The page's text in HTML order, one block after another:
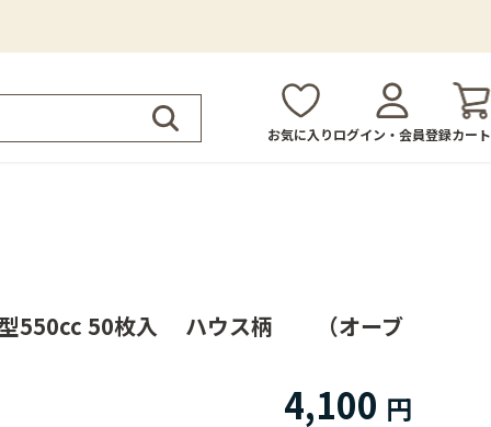
お気に入りログイン・会員登録カート
型550cc 50枚入 ハウス柄 （オーブ
4,100